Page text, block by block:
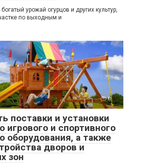
урожай огурцов и других культур,
по выходным и
0
поставки и установки
игрового и спортивного
оборудования, а также
дворов и
зон